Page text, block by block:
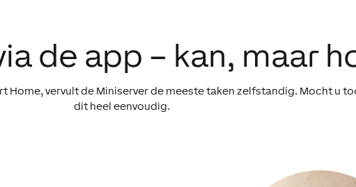
de app – kan, maar
Home, vervult de Miniserver de meeste taken zelfstandig. Mocht u
dit heel eenvoudig.